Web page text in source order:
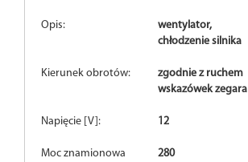
Opis:
wentylator,
chłodzenie silnika
Kierunek obrotów:
zgodnie z ruchem
wskazówek zegara
Napięcie [V]: 12
Moc znamionowa
280